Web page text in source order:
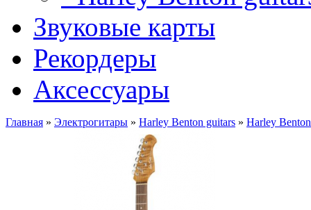
Звуковые карты
Рекордеры
Аксессуары
Главная » Электрогитары » Harley Benton guitars » Harley